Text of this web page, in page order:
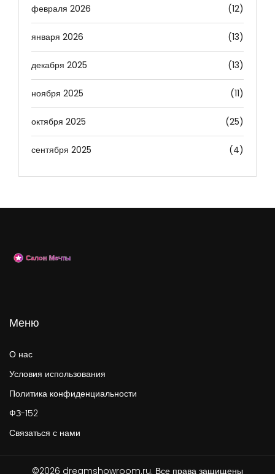
февраля 2026 (12)
января 2026 (13)
декабря 2025 (13)
ноября 2025 (11)
октября 2025 (25)
сентября 2025 (4)
Меню
О нас
Условия использования
Политика конфиденциальности
ФЗ-152
Связаться с нами
©2026 dreamshowroom.ru. Все права защищены